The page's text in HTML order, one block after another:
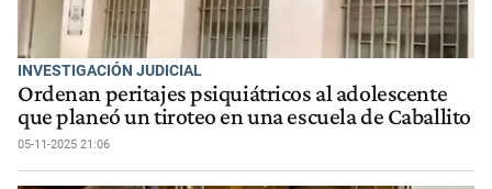
INVESTIGACIÓN JUDICIAL
Ordenan peritajes psiquiátricos al adolescente
que planeó un tiroteo en una escuela de Caballito
05-11-2025 21:06